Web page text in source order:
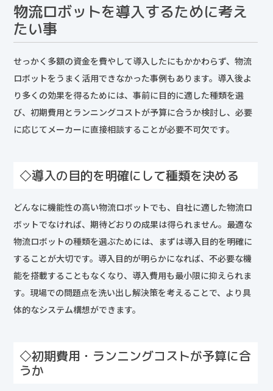
物流ロボットを導入するために考え
たい事
せっかく多額の資金を費やして導入したにもかかわらず、物流
ロボットをうまく活用できなかった事例もあります。導入後よ
り多くの効果を得るためには、事前に目的に適した種類を選
び、初期費用とランニングコストが予算に合うか検討し、必要
に応じてメーカーに直接相談することが必要不可欠です。
◇導入の目的を明確にして種類を決める
どんなに機能性の高い物流ロボットでも、自社に適した物流ロ
ボットでなければ、期待どおりの成果は得られません。最適な
物流ロボットの種類を選ぶためには、まずは導入目的を明確に
することが大切です。導入目的が明らかになれば、不必要な機
能を搭載することもなくなり、導入費用も最小限に抑えられま
す。現場での問題点を洗い出し解決策を考えることで、より具
体的なシステム構想ができます。
◇初期費用・ランニングコストが予算に合
うか